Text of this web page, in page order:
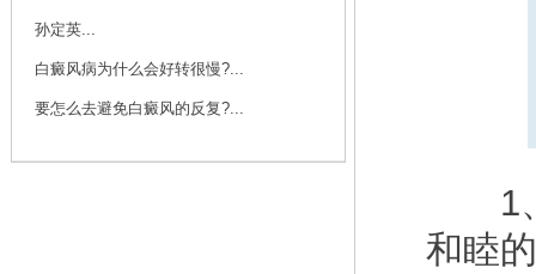
孙定英...
白癜风病为什么会好转很慢?...
要怎么去避免白癜风的反复?...
1、
和睦